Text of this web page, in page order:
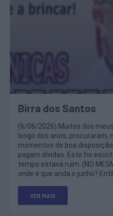
Birra dos Santos
(6/06/2026) Muitos dos
longo dos anos,
momentos de boa
pagam dívidas. Este foi
tempo estava ruim. (NO
onde é que anda o junho?
VER MAIS